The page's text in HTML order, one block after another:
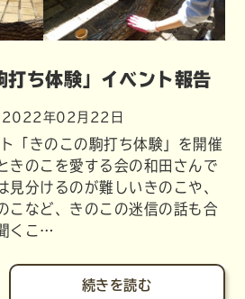
打ち体験」イベント報告
2022年02月22日
「きのこの駒打ち体験」を開催
きのこを愛する会の和田さんで
見分けるのが難しいきのこや、
こなど、きのこの迷信の話も合
くこ…
続きを読む